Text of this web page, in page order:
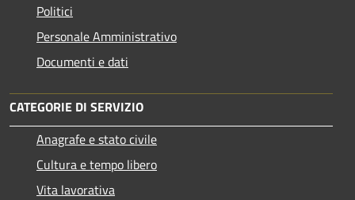
Politici
Personale Amministrativo
Documenti e dati
CATEGORIE DI SERVIZIO
Anagrafe e stato civile
Cultura e tempo libero
Vita lavorativa